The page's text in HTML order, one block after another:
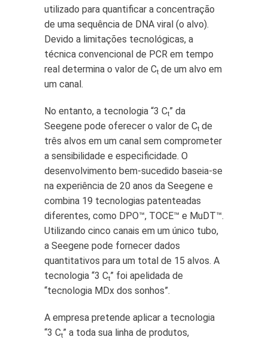
utilizado para quantificar a concentração
de uma sequência de DNA viral (o alvo).
Devido a limitações tecnológicas, a
técnica convencional de PCR em tempo
real determina o valor de Ct de um alvo em
um canal.
No entanto, a tecnologia “3 Ct” da
Seegene pode oferecer o valor de Ct de
três alvos em um canal sem comprometer
a sensibilidade e especificidade. O
desenvolvimento bem-sucedido baseia-se
na experiência de 20 anos da Seegene e
combina 19 tecnologias patenteadas
diferentes, como DPO™, TOCE™ e MuDT™.
Utilizando cinco canais em um único tubo,
a Seegene pode fornecer dados
quantitativos para um total de 15 alvos. A
tecnologia “3 Ct” foi apelidada de
“tecnologia MDx dos sonhos”.
A empresa pretende aplicar a tecnologia
“3 Ct” a toda sua linha de produtos,